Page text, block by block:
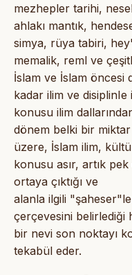
mezhepler tarihi,
ahlakı mantık,
simya, rüya tabiri,
memalik, reml ve
İslam ve İslam öncesi
kadar ilim ve
konusu ilim
dönem belki bir miktar
üzere, İslam ilim,
konusu asır, artık
ortaya çıktığı ve
alanla ilgili
çerçevesini belirlediği
bir nevi son noktayı
tekabül eder.